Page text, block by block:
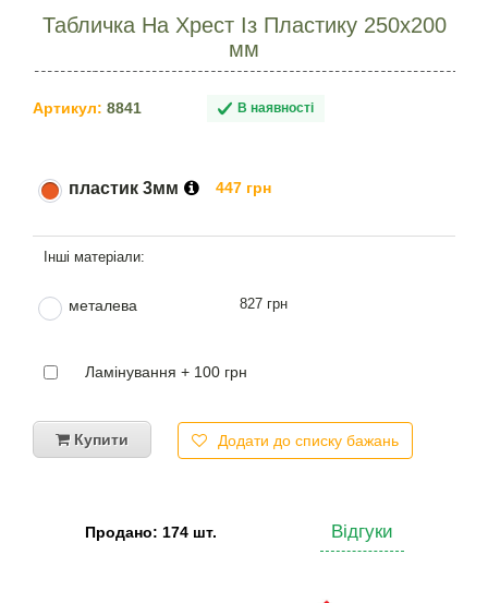
Табличка На Хрест Із Пластику 250х200
мм
Артикул: 8841 В наявності
пластик 3мм 447 грн
металева 827 грн
Ламінування + 100 грн
Купити Додати до списку бажань
Продано: 174 шт. Відгуки